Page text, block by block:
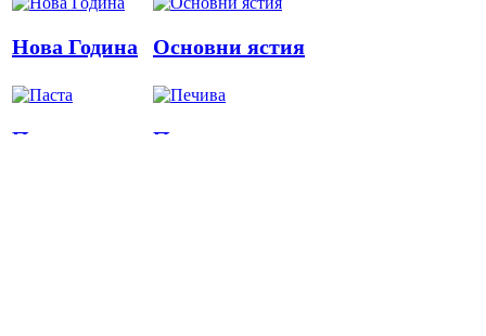
Нова Година Основни ястия
Паста Печива